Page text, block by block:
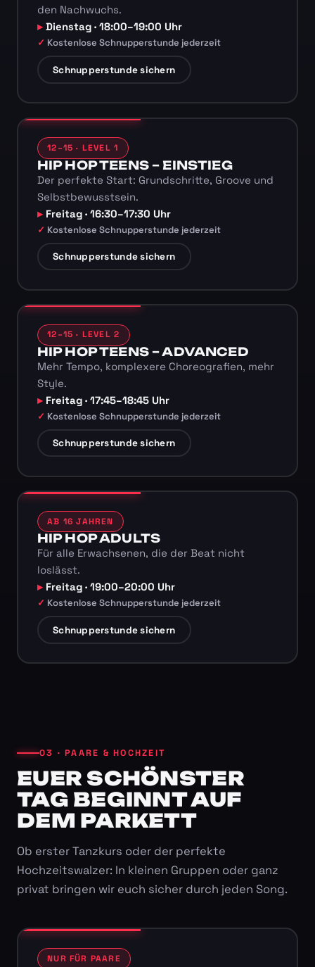
den Nachwuchs.
Dienstag · 18:00–19:00 Uhr
Kostenlose Schnupperstunde jederzeit
Schnupperstunde sichern
12–15 · LEVEL 1
HIP HOP TEENS – EINSTIEG
Der perfekte Start: Grundschritte, Groove und
Selbstbewusstsein.
Freitag · 16:30–17:30 Uhr
Kostenlose Schnupperstunde jederzeit
Schnupperstunde sichern
12–15 · LEVEL 2
HIP HOP TEENS – ADVANCED
Mehr Tempo, komplexere Choreografien, mehr
Style.
Freitag · 17:45–18:45 Uhr
Kostenlose Schnupperstunde jederzeit
Schnupperstunde sichern
AB 16 JAHREN
HIP HOP ADULTS
Für alle Erwachsenen, die der Beat nicht
loslässt.
Freitag · 19:00–20:00 Uhr
Kostenlose Schnupperstunde jederzeit
Schnupperstunde sichern
03 · PAARE & HOCHZEIT
EUER SCHÖNSTER
TAG BEGINNT AUF
DEM PARKETT
Ob erster Tanzkurs oder der perfekte
Hochzeitswalzer: In kleinen Gruppen oder ganz
privat bringen wir euch sicher durch jeden Song.
NUR FÜR PAARE